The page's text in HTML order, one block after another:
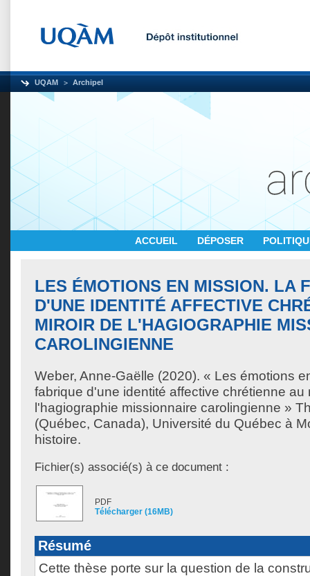
UQAM Archipel
ACCUEIL DÉPOSER
LES ÉMOTIONS EN MISSION. LA
D'UNE IDENTITÉ AFFECTIVE
MIROIR DE L'HAGIOGRAPHIE
CAROLINGIENNE
Weber, Anne-Gaëlle (2020). « Les émotions
fabrique d'une identité affective chrétienne au
l'hagiographie missionnaire carolingienne »
(Québec, Canada), Université du Québec à
histoire.
Fichier(s) associé(s) à ce document :
PDF
Télécharger (16MB)
Résumé
Cette thèse porte sur la question de la